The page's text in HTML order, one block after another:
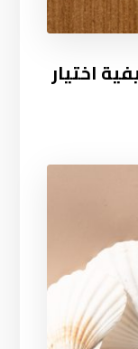
اختيار